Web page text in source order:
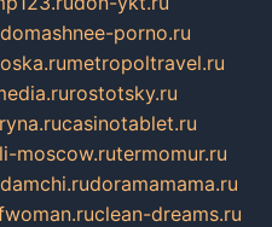
domashnee-porno.ru
metropoltravel.ru
rostotsky.ru
casinotablet.ru
moscow.rutermomur.ru
doramamama.ru
clean-dreams.ru